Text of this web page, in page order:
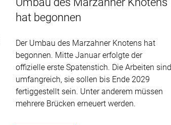
hat begonnen
Der Umbau des Marzahner Knotens hat
begonnen. Mitte Januar erfolgte der
offizielle erste Spatenstich. Die Arbeiten sind
umfangreich, sie sollen bis Ende 2029
fertiggestellt sein. Unter anderem müssen
mehrere Brücken erneuert werden.